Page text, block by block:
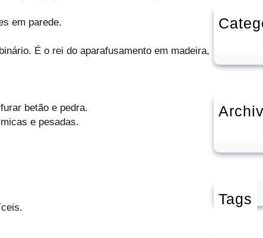
em parede.
É o rei do aparafusamento em madeira,
betão e pedra.
e pesadas.
Sem
Tags